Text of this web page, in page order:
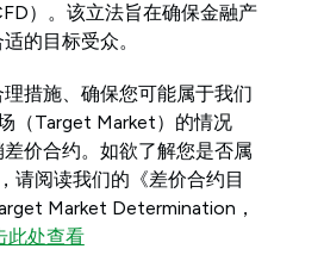
）。该立法旨在确保金融产
的目标受众。
措施、确保您可能属于我们
（Target Market）的情况
价合约。如欲了解您是否属
请阅读我们的《差价合约目
Market Determination，
此处查看